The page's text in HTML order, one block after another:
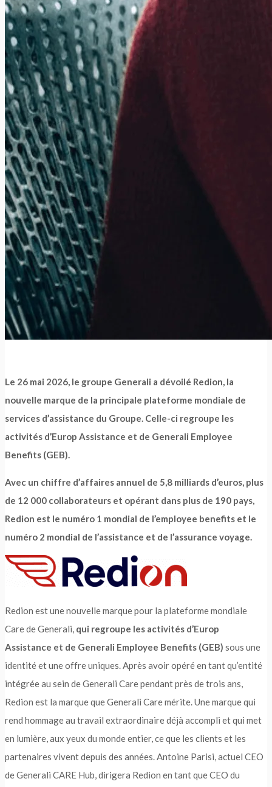
Le 26 mai 2026, le groupe Generali a dévoilé Redion, la
nouvelle marque de la principale plateforme mondiale de
services d’assistance du Groupe. Celle-ci regroupe les
activités d’Europ Assistance et de Generali Employee
Benefits (GEB).
Avec un chiffre d’affaires annuel de 5,8 milliards d’euros, plus
de 12 000 collaborateurs et opérant dans plus de 190 pays,
Redion est le numéro 1 mondial de l’employee benefits et le
numéro 2 mondial de l’assistance et de l’assurance voyage.
Redion est une nouvelle marque pour la plateforme mondiale
Care de Generali, qui regroupe les activités d’Europ
Assistance et de Generali Employee Benefits (GEB) sous une
identité et une offre uniques. Après avoir opéré en tant qu’entité
intégrée au sein de Generali Care pendant près de trois ans,
Redion est la marque que Generali Care mérite. Une marque qui
rend hommage au travail extraordinaire déjà accompli et qui met
en lumière, aux yeux du monde entier, ce que les clients et les
partenaires vivent depuis des années. Antoine Parisi, actuel CEO
de Generali CARE Hub, dirigera Redion en tant que CEO du